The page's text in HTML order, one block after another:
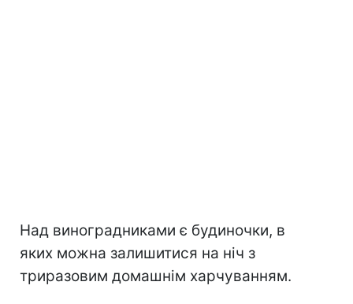
Над виноградниками є будиночки, в
яких можна залишитися на ніч з
триразовим домашнім харчуванням.